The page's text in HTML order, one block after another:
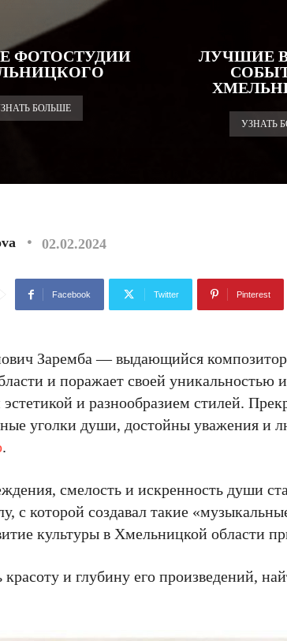
ФОТОСТУДИИ
БОЛЬШЕ
ЛУЧШИЕ
УЗНАТЬ
02.02.2024
Facebook Twitter Pinterest
Заремба — выдающийся
и поражает своей
и разнообразием стилей.
уголки души, достойны уважения и
.
смелость и искренность души
с которой создавал такие
культуры в Хмельницкой области
и глубину его произведений,